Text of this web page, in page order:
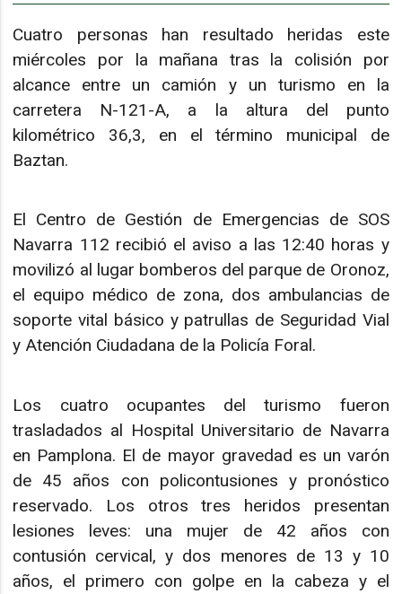
Cuatro personas han resultado heridas este
miércoles por la mañana tras la colisión por
alcance entre un camión y un turismo en la
carretera N-121-A, a la altura del punto
kilométrico 36,3, en el término municipal de
Baztan.
El Centro de Gestión de Emergencias de SOS
Navarra 112 recibió el aviso a las 12:40 horas y
movilizó al lugar bomberos del parque de Oronoz,
el equipo médico de zona, dos ambulancias de
soporte vital básico y patrullas de Seguridad Vial
y Atención Ciudadana de la Policía Foral.
Los cuatro ocupantes del turismo fueron
trasladados al Hospital Universitario de Navarra
en Pamplona. El de mayor gravedad es un varón
de 45 años con policontusiones y pronóstico
reservado. Los otros tres heridos presentan
lesiones leves: una mujer de 42 años con
contusión cervical, y dos menores de 13 y 10
años, el primero con golpe en la cabeza y el